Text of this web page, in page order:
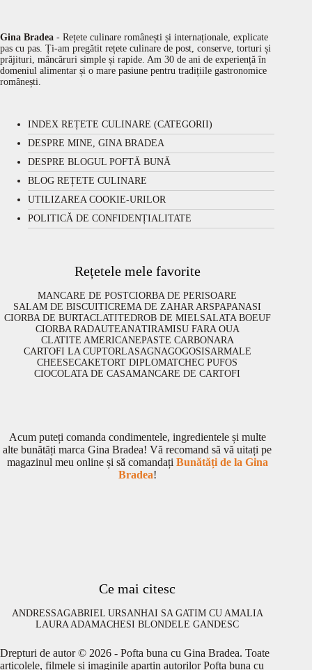
Gina Bradea - Rețete culinare românești și internaționale, explicate
pas cu pas. Ți-am pregătit rețete culinare de post, conserve, torturi și
prăjituri, mâncăruri simple și rapide. Am 30 de ani de experiență în
domeniul alimentar și o mare pasiune pentru tradițiile gastronomice
românești.
INDEX REȚETE CULINARE (CATEGORII)
DESPRE MINE, GINA BRADEA
DESPRE BLOGUL POFTĂ BUNĂ
BLOG REȚETE CULINARE
UTILIZAREA COOKIE-URILOR
POLITICĂ DE CONFIDENȚIALITATE
Rețetele mele favorite
MANCARE DE POSTCIORBA DE PERISOARE
SALAM DE BISCUITICREMA DE ZAHAR ARSPAPANASI
CIORBA DE BURTACLATITEDROB DE MIELSALATA BOEUF
CIORBA RADAUTEANATIRAMISU FARA OUA
CLATITE AMERICANEPASTE CARBONARA
CARTOFI LA CUPTORLASAGNAGOGOSISARMALE
CHEESECAKETORT DIPLOMATCHEC PUFOS
CIOCOLATA DE CASAMANCARE DE CARTOFI
Acum puteți comanda condimentele, ingredientele și multe
alte bunătăți marca Gina Bradea! Vă recomand să vă uitați pe
magazinul meu online și să comandați Bunătăți de la Gina
Bradea!
Ce mai citesc
ANDRESSAGABRIEL URSANHAI SA GATIM CU AMALIA
LAURA ADAMACHESI BLONDELE GANDESC
Drepturi de autor © 2026 - Pofta buna cu Gina Bradea. Toate
articolele, filmele si imaginile apartin autorilor Pofta buna cu